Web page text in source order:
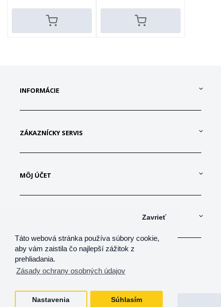
Táto webová stránka používa súbory cookie,
aby vám zaistila čo najlepší zážitok z
prehliadania.
Zásady ochrany osobných údajov
Zavrieť
Nastavenia Súhlasím
INFORMÁCIE
ZÁKAZNÍCKY SERVIS
MÔJ ÚČET